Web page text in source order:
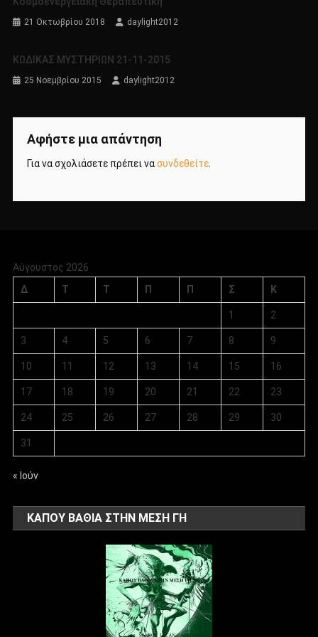
21 Οκτωβρίου 2018 daylight2012
KΩΔΙΚΑΣ ΜΥΣΤΗΡΙΩΝ 21-11-2015
25 Νοεμβρίου 2015 daylight2012
Αφήστε μια απάντηση
Για να σχολιάσετε πρέπει νασυνδεθείτε.
Αύγουστος 2026
Δ
Τ Τ Π Π Σ Κ
1 2
3 4 5 6 7 8 9
10 11 12 13 14 15 16
17 18 19 20 21 22 23
24 25 26 27 28 29 30
31
« Ιούν
ΚΑΠΟΥ ΒΑΘΙΑ ΣΤΗΝ ΜΕΣΗ ΓΗ